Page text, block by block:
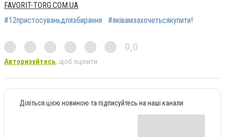
FAVORIT-TORG.COM.UA
#12пристосуваньдлязбирання
#яківамзахочетьсякупити!
0,0
Авторизуйтесь, щоб оцінити
Діліться цією новиною та підписуйтесь на наші канали